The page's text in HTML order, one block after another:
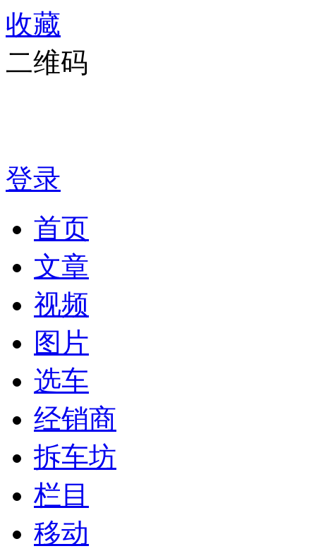
收藏
二维码
登录
首页
文章
视频
图片
选车
经销商
拆车坊
栏目
移动